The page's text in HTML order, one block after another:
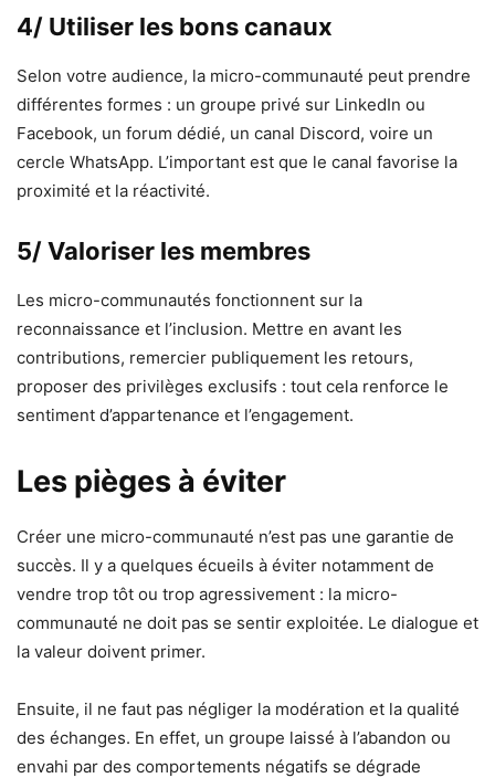
4/ Utiliser les bons canaux
Selon votre audience, la micro-communauté peut prendre
différentes formes : un groupe privé sur LinkedIn ou
Facebook, un forum dédié, un canal Discord, voire un
cercle WhatsApp. L’important est que le canal favorise la
proximité et la réactivité.
5/ Valoriser les membres
Les micro-communautés fonctionnent sur la
reconnaissance et l’inclusion. Mettre en avant les
contributions, remercier publiquement les retours,
proposer des privilèges exclusifs : tout cela renforce le
sentiment d’appartenance et l’engagement.
Les pièges à éviter
Créer une micro-communauté n’est pas une garantie de
succès. Il y a quelques écueils à éviter notamment de
vendre trop tôt ou trop agressivement : la micro-
communauté ne doit pas se sentir exploitée. Le dialogue et
la valeur doivent primer.
Ensuite, il ne faut pas négliger la modération et la qualité
des échanges. En effet, un groupe laissé à l’abandon ou
envahi par des comportements négatifs se dégrade